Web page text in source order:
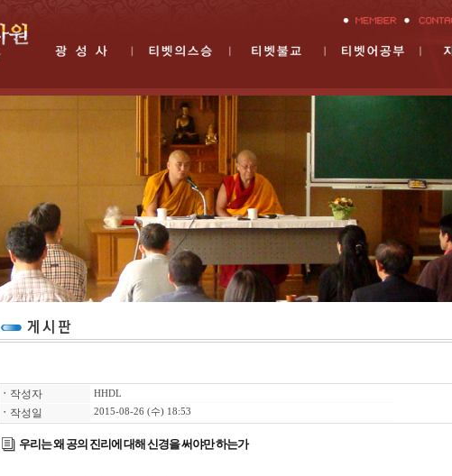
ㆍ 작성자 HHDL
ㆍ 작성일 2015-08-26 (수) 18:53
우리는 왜 공의 진리에 대해 신경을 써야만 하는가